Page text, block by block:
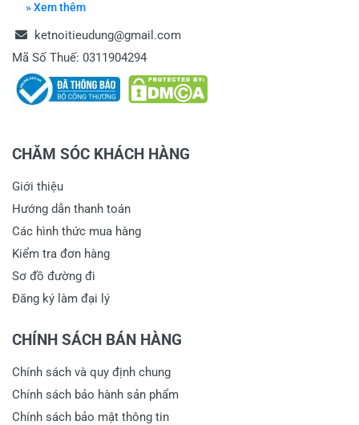
anh vì sự bất tiện này. tâm lý khách hàng
bao giờ cũng vậy, rất ngại vấn đề đặt coc
trước nhưng anh yên tâm khi mua hàng tại
KNTD, phí cọc chỉ để lấy niềm tin gửi hàng
tra kĩ trước khi thanh toán số còn lại, nếu
cọc trước đó. Rất mong Anh thông cảm a!
Viết nhận xét về sản phẩm
» Xem thêm
ketnoitieudung@gmail.com
Mã Số Thuế: 0311904294
CHĂM SÓC KHÁCH HÀNG
Giới thiệu
Hướng dẫn thanh toán
Các hình thức mua hàng
Kiểm tra đơn hàng
Sơ đồ đường đi
Đăng ký làm đại lý
CHÍNH SÁCH BÁN HÀNG
Chính sách và quy định chung
Chính sách bảo hành sản phẩm
Chính sách bảo mật thông tin